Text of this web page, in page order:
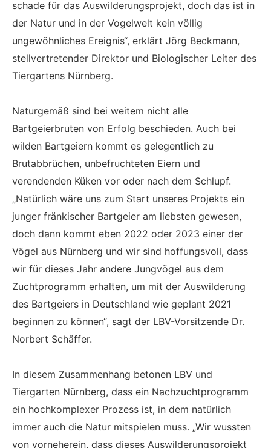
schade für das Auswilderungsprojekt, doch das ist in
der Natur und in der Vogelwelt kein völlig
ungewöhnliches Ereignis“, erklärt Jörg Beckmann,
stellvertretender Direktor und Biologischer Leiter des
Tiergartens Nürnberg.
Naturgemäß sind bei weitem nicht alle
Bartgeierbruten von Erfolg beschieden. Auch bei
wilden Bartgeiern kommt es gelegentlich zu
Brutabbrüchen, unbefruchteten Eiern und
verendenden Küken vor oder nach dem Schlupf.
„Natürlich wäre uns zum Start unseres Projekts ein
junger fränkischer Bartgeier am liebsten gewesen,
doch dann kommt eben 2022 oder 2023 einer der
Vögel aus Nürnberg und wir sind hoffungsvoll, dass
wir für dieses Jahr andere Jungvögel aus dem
Zuchtprogramm erhalten, um mit der Auswilderung
des Bartgeiers in Deutschland wie geplant 2021
beginnen zu können“, sagt der LBV-Vorsitzende Dr.
Norbert Schäffer.
In diesem Zusammenhang betonen LBV und
Tiergarten Nürnberg, dass ein Nachzuchtprogramm
ein hochkomplexer Prozess ist, in dem natürlich
immer auch die Natur mitspielen muss. „Wir wussten
von vorneherein, dass dieses Auswilderungsprojekt